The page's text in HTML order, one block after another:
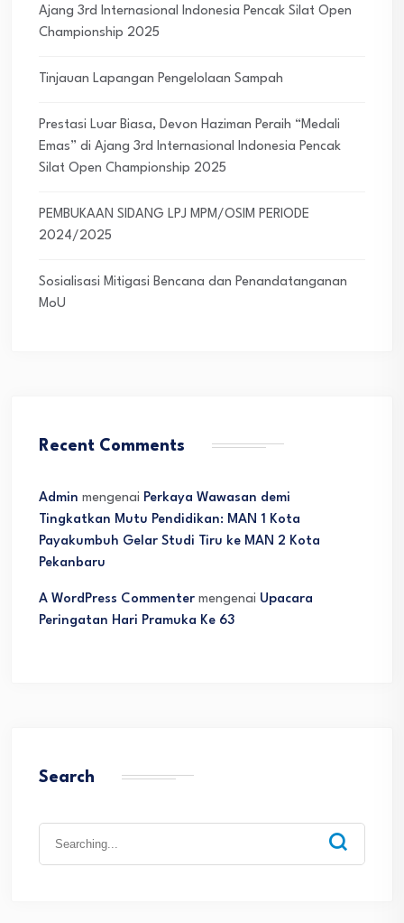
Ajang 3rd Internasional Indonesia Pencak Silat Open
Championship 2025
Tinjauan Lapangan Pengelolaan Sampah
Prestasi Luar Biasa, Devon Haziman Peraih “Medali
Emas” di Ajang 3rd Internasional Indonesia Pencak
Silat Open Championship 2025
PEMBUKAAN SIDANG LPJ MPM/OSIM PERIODE
2024/2025
Sosialisasi Mitigasi Bencana dan Penandatanganan
MoU
Recent Comments
Admin mengenai Perkaya Wawasan demi
Tingkatkan Mutu Pendidikan: MAN 1 Kota
Payakumbuh Gelar Studi Tiru ke MAN 2 Kota
Pekanbaru
A WordPress Commenter mengenai Upacara
Peringatan Hari Pramuka Ke 63
Search